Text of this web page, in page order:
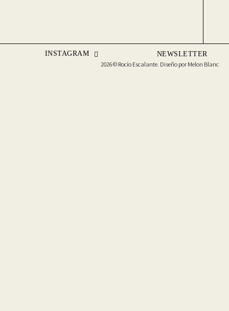
INSTAGRAM
NEWSLETTER
2026 © Rocío Escalante. Diseño por Melon Blanc